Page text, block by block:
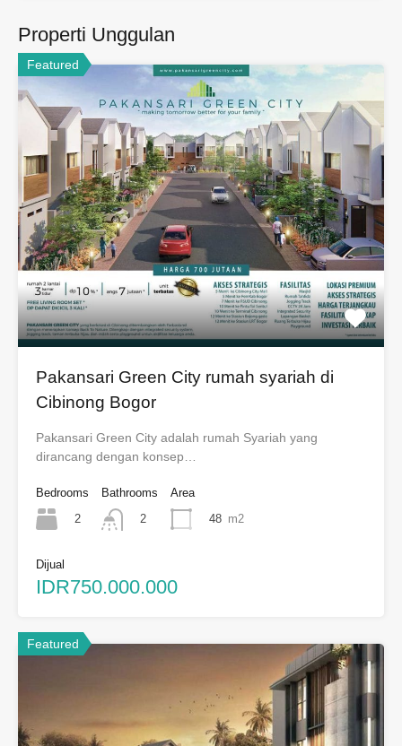
Properti Unggulan
Featured
Pakansari Green City rumah syariah di
Cibinong Bogor
Pakansari Green City adalah rumah Syariah yang
dirancang dengan konsep…
Bedrooms
2
Bathrooms
2
Area
48 m2
Dijual
IDR750.000.000
Featured